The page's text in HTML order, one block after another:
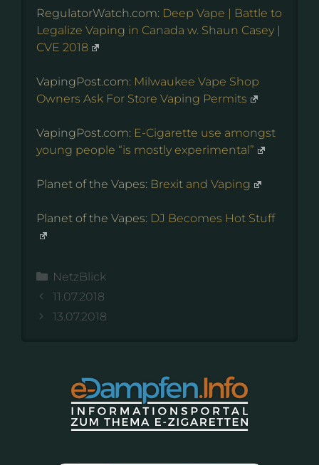
RegulatorWatch.com: Deep Vape | Battle to
Legalize Vaping in Canada w. Shaun Casey |
CVE 2018
VapingPost.com: Milwaukee Vape Shop
Owners Ask For Store Vaping Permits
VapingPost.com: E-Cigarette use amongst
young people “is mostly experimental”
Planet of the Vapes: Brexit and Vaping
Planet of the Vapes: DJ Becomes Hot Stuff
Kategorien
NetzBlick
11.07.2018
13.07.2018